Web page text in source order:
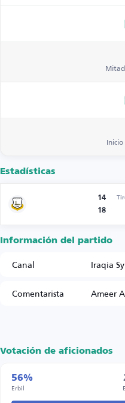
Estadísticas
14
18
Información del partido
Canal
Iraqia
Comentarista
Ameer
Votación de aficionados
56%
Erbil